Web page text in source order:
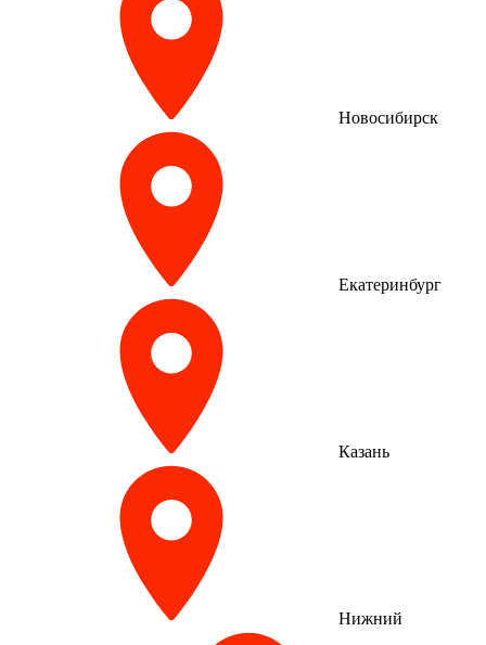
Новосибирск
Екатеринбург
Казань
Нижний